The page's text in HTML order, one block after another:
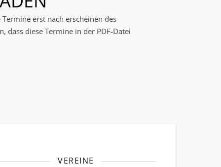
erst nach erscheinen des
dass diese Termine in der PDF-Datei
VEREINE